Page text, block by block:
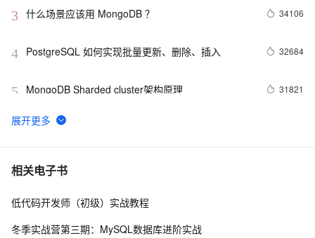
3 什么场景应该用 MongoDB ？ 34106
4 PostgreSQL 如何实现批量更新、删除、插入 32684
5 MongoDB Sharded cluster架构原理 31821
6 Redis Stream——作为消息队列的典型应用场景
7 PostgreSQL upsert功能(insert on conflict do)的用法
8 Linux 性能诊断 perf使用指南
相关电子书
低代码开发师（初级）实战教程
冬季实战营第三期：MySQL数据库进阶实战